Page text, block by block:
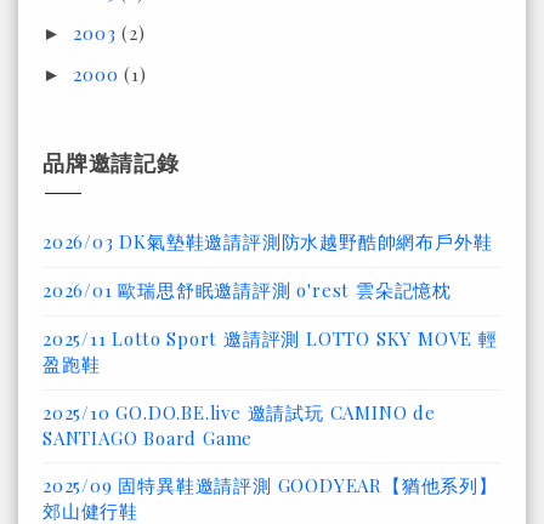
► 2003(2)
► 2000(1)
品牌邀請記錄
2026/03 DK氣墊鞋邀請評測防水越野酷帥網布戶外鞋
2026/01 歐瑞思舒眠邀請評測 o'rest 雲朵記憶枕
2025/11 Lotto Sport 邀請評測 LOTTO SKY MOVE 輕
盈跑鞋
2025/10 GO.DO.BE.live 邀請試玩 CAMINO de
SANTIAGO Board Game
2025/09 固特異鞋邀請評測 GOODYEAR【猶他系列】
郊山健行鞋